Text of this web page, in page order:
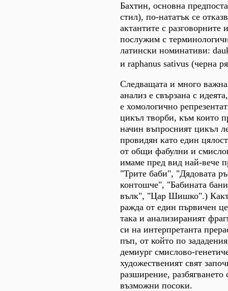
Бахтин, основна
стил), по-нататък се
актантите с
послужим с
латински номинативи:
и raphanus sativus (черна
Следващата и много
анализ е свързана с
е хомологично
цикъл творби, към които
начин въпросният цикъл
провидян като един
от общи фабулни и
имаме пред вид най-вече
"Трите баби", "Дядовата
контошче", "Бабината
вълк", "Цар Шишко".)
ражда от един първичен
така и анализираният
си на интерпретанта
пъп, от който по
демиург смислово-
художественият свят
разширение, разбягването
възможни посоки.